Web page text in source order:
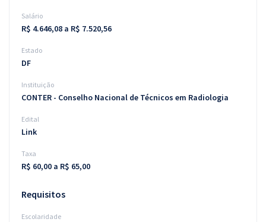
Salário
R$ 4.646,08 a R$ 7.520,56
Estado
DF
Instituição
CONTER - Conselho Nacional de Técnicos em Radiologia
Edital
Link
Taxa
R$ 60,00 a R$ 65,00
Requisitos
Escolaridade